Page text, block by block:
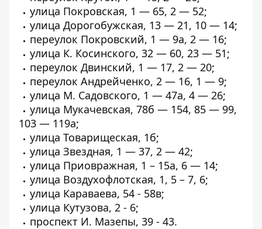
улица Покровская, 1 — 65, 2 — 52;
улица Дорогобужская, 13 — 21, 10 — 14;
переулок Покровский, 1 — 9а, 2 — 16;
улица К. Косинского, 32 — 60, 23 — 51;
переулок Двинский, 1 — 17, 2 — 20;
переулок Андрейченко, 2 — 16, 1 — 9;
улица М. Садовского, 1 — 47а, 4 — 26;
улица Мукачевская, 78б — 154, 85 — 99,
103 — 119а;
улица Товарищеская, 1б;
улица Звездная, 1 — 37, 2 — 42;
улица Приовражная, 1 – 15а, 6 — 14;
улица Воздухофлотская, 1, 5 – 7, 6;
улица Караваева, 54 - 58в;
улица Кутузова, 2 - 6;
проспект И. Мазепы, 39 - 43.